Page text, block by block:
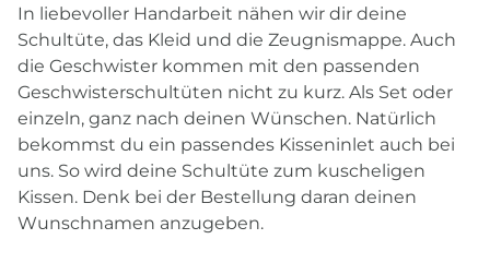
In liebevoller Handarbeit nähen wir dir deine
Schultüte, das Kleid und die Zeugnismappe. Auch
die Geschwister kommen mit den passenden
Geschwisterschultüten nicht zu kurz. Als Set oder
einzeln, ganz nach deinen Wünschen. Natürlich
bekommst du ein passendes Kisseninlet auch bei
uns. So wird deine Schultüte zum kuscheligen
Kissen. Denk bei der Bestellung daran deinen
Wunschnamen anzugeben.